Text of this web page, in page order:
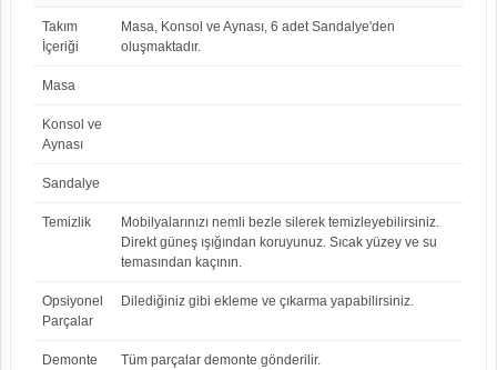
Takım
İçeriği
Masa, Konsol ve Aynası, 6 adet Sandalye'den
oluşmaktadır.
Masa
Konsol ve
Aynası
Sandalye
Temizlik
Mobilyalarınızı nemli bezle silerek temizleyebilirsiniz.
Direkt güneş ışığından koruyunuz. Sıcak yüzey ve su
temasından kaçının.
Opsiyonel
Parçalar
Dilediğiniz gibi ekleme ve çıkarma yapabilirsiniz.
Demonte
Tüm parçalar demonte gönderilir.